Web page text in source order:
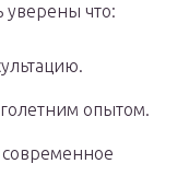
что:
опытом.
современное